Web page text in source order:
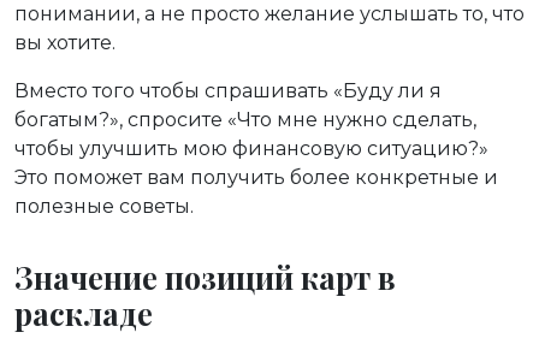
понимании, а не просто желание услышать то, что
вы хотите.
Вместо того чтобы спрашивать «Буду ли я
богатым?», спросите «Что мне нужно сделать,
чтобы улучшить мою финансовую ситуацию?»
Это поможет вам получить более конкретные и
полезные советы.
Значение позиций карт в
раскладе